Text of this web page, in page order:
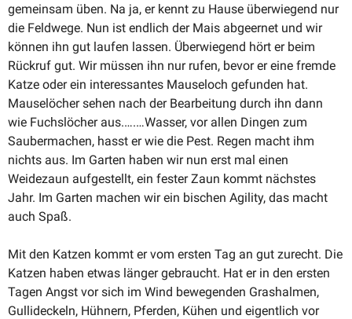
gemeinsam üben. Na ja, er kennt zu Hause überwiegend nur
die Feldwege. Nun ist endlich der Mais abgeernet und wir
können ihn gut laufen lassen. Überwiegend hört er beim
Rückruf gut. Wir müssen ihn nur rufen, bevor er eine fremde
Katze oder ein inter­es­santes Mauseloch gefunden hat.
Mause­löcher sehen nach der Bearbeitung durch ihn dann
wie Fuchs­löcher aus.….…Wasser, vor allen Dingen zum
Sauber­machen, hasst er wie die Pest. Regen macht ihm
nichts aus. Im Garten haben wir nun erst mal einen
Weidezaun aufge­stellt, ein fester Zaun kommt nächstes
Jahr. Im Garten machen wir ein bischen Agility, das macht
auch Spaß.
Mit den Katzen kommt er vom ersten Tag an gut zurecht. Die
Katzen haben etwas länger gebraucht. Hat er in den ersten
Tagen Angst vor sich im Wind bewegenden Grashalmen,
Gulli­de­ckeln, Hühnern, Pferden, Kühen und eigentlich vor